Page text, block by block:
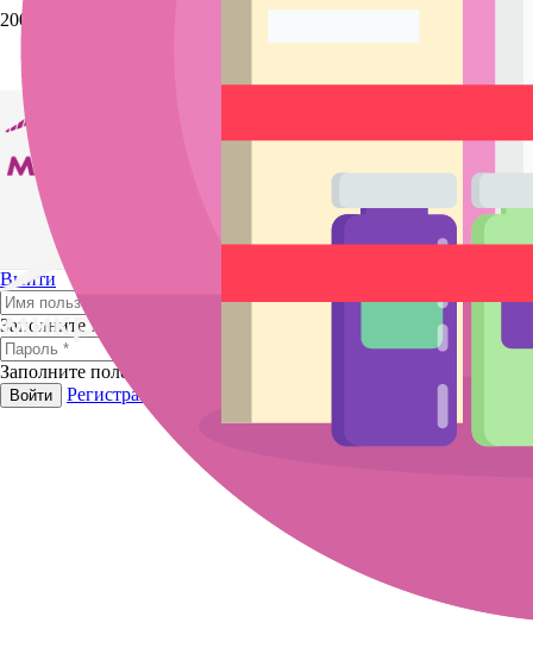
Выйти
Заполните поле
Заполните поле
Войти Регистрация
Скидка